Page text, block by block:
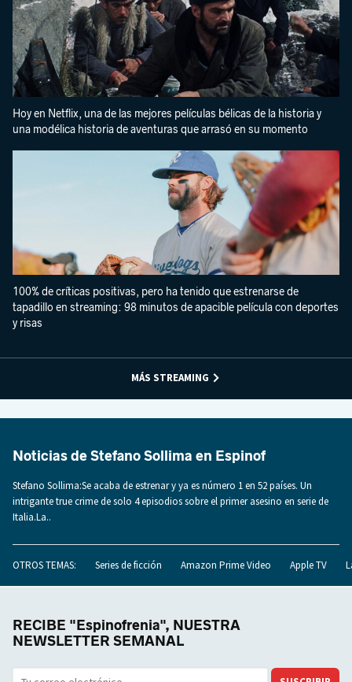
Hoy en Netflix, una de las mejores películas bélicas de la historia y
una modélica historia de aventuras que arrasó en su momento
100% de críticas positivas, pero ha tenido que estrenarse de
tapadillo en streaming: 98 minutos de apacible película con deportes
y risas
MÁS STREAMING
Noticias de Stefano Sollima en Espinof
Stefano Sollima:Se acaba de estrenar y ya es número 1 en 52 países. Un
intrigante true crime de solo 4 episodios sobre el primer asesino en serie de
Italia.La..
OTROS TEMAS: Series de ficción Amazon Prime Video Apple TV
RECIBE "Espinofrenia", NUESTRA
NEWSLETTER SEMANAL